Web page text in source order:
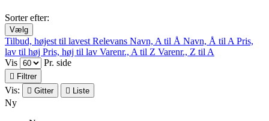
Sorter efter:
Vælg
Tilbud, højest til lavest Relevans Navn, A til Å Navn, Å til A Pris,
lav til høj Pris, høj til lav Varenr., A til Z Varenr., Z til A
Vis
Pr. side
 Filtrer
Vis:  Gitter  Liste
Ny